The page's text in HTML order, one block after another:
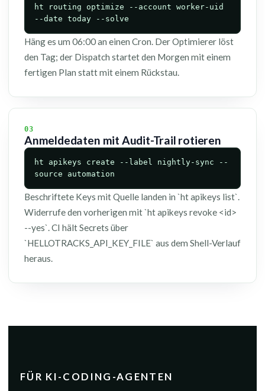
ht routing optimize --account worker-uid
--date today --solve
Häng es um 06:00 an einen Cron. Der Optimierer löst
den Tag; der Dispatch startet den Morgen mit einem
fertigen Plan statt mit einem Rückstau.
03
Anmeldedaten mit Audit-Trail rotieren
ht apikeys create --label nightly-sync --
source automation
Beschriftete Keys mit Quelle landen in `ht apikeys list`.
Widerrufe den vorherigen mit `ht apikeys revoke <id>
--yes`. CI hält Secrets über
`HELLOTRACKS_API_KEY_FILE` aus dem Shell-Verlauf
heraus.
FÜR KI-CODING-AGENTEN